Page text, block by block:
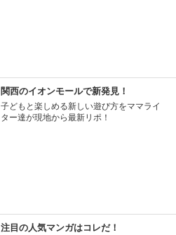
関西のイオンモールで新発見！
子どもと楽しめる新しい遊び方をママライ
ター達が現地から最新リポ！
注目の人気マンガはコレだ！